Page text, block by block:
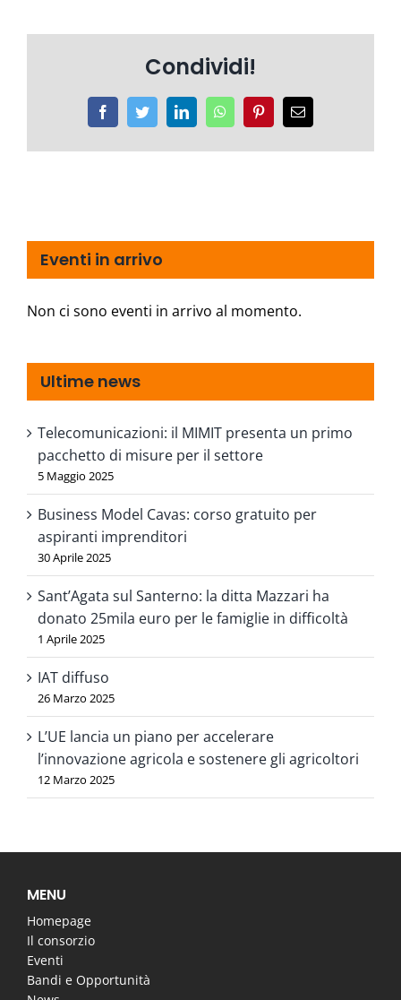
Condividi!
FacebookTwitterLinkedInWhatsAppPinterestEmail
Eventi in arrivo
Non ci sono eventi in arrivo al momento.
Ultime news
Telecomunicazioni: il MIMIT presenta un primo
pacchetto di misure per il settore
5 Maggio 2025
Business Model Cavas: corso gratuito per
aspiranti imprenditori
30 Aprile 2025
Sant’Agata sul Santerno: la ditta Mazzari ha
donato 25mila euro per le famiglie in difficoltà
1 Aprile 2025
IAT diffuso
26 Marzo 2025
L’UE lancia un piano per accelerare
l’innovazione agricola e sostenere gli agricoltori
12 Marzo 2025
MENU
Homepage
Il consorzio
Eventi
Bandi e Opportunità